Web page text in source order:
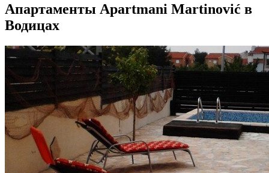
Апартаменты Apartmani Martinović в
Водицах